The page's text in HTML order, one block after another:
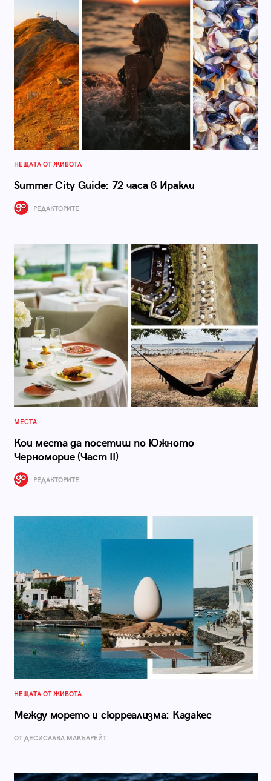
НЕЩАТА ОТ ЖИВОТА
Summer City Guide: 72 часа в Иракли
РЕДАКТОРИТЕ
МЕСТА
Кои места да посетиш по Южното
Черноморие (Част II)
РЕДАКТОРИТЕ
НЕЩАТА ОТ ЖИВОТА
Между морето и сюрреализма: Кадакес
ОТ ДЕСИСЛАВА МАКЪЛРЕЙТ